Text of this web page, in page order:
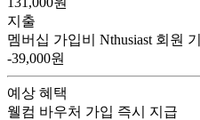
지출
멤버십 가입비
Nthusiast 회원
-39,000원
예상 혜택
웰컴 바우처 가입 즉시 지급